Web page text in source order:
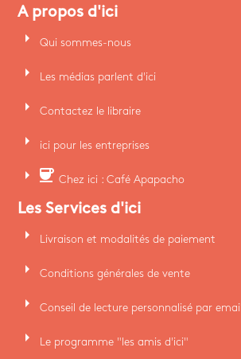
A propos d'ici
arrow_right Qui sommes-nous
arrow_right Les médias parlent d'ici
arrow_right Contactez le libraire
arrow_right ici pour les entreprises
arrow_right coffee Chez ici : Café Apapacho
Les Services d'ici
arrow_right Livraison et modalités de paiement
arrow_right Conditions générales de vente
arrow_right Conseil de lecture personnalisé par email
arrow_right Le programme "les amis d'ici"